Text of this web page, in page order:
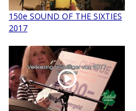
150e SOUND OF THE SIXTIES
2017